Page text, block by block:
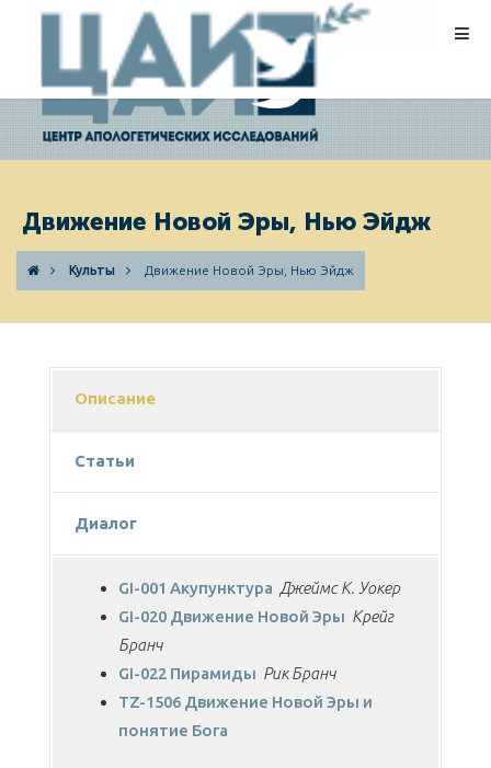
ПОЖЕРТВОВАНИЯ
Движение Новой Эры, Нью Эйдж
Культы Движение Новой Эры, Нью Эйдж
Описание
Статьи
Диалог
GI-001 Акупунктура Джеймс К. Уокер
GI-020 Движение Новой Эры Крейг
Бранч
GI-022 Пирамиды Рик Бранч
TZ-1506 Движение Новой Эры и
понятие Бога